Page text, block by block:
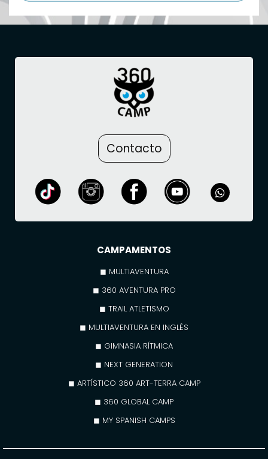
Contacto
CAMPAMENTOS
◼ MULTIAVENTURA
◼ 360 AVENTURA PRO
◼ TRAIL ATLETISMO
◼ MULTIAVENTURA EN INGLÉS
◼ GIMNASIA RÍTMICA
◼ NEXT GENERATION
◼ ARTÍSTICO 360 ART-TERRA CAMP
◼ 360 GLOBAL CAMP
◼ MY SPANISH CAMPS